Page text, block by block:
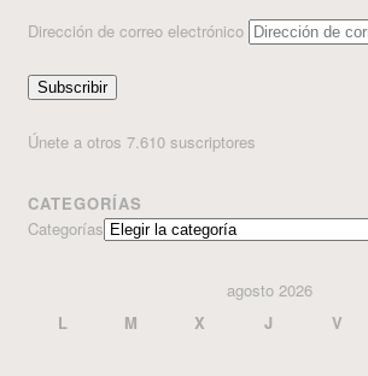
Dirección de correo electrónico
Subscribir
Únete a otros 7.610 suscriptores
CATEGORÍAS
Categorías
agosto 2026
L
M X J V